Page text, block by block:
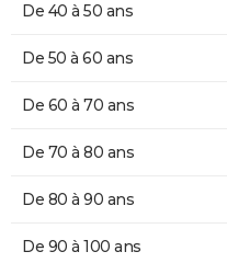
De 40 à 50 ans
De 50 à 60 ans
De 60 à 70 ans
De 70 à 80 ans
De 80 à 90 ans
De 90 à 100 ans